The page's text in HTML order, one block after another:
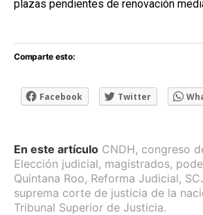
plazas pendientes de renovación
Comparte esto:
Facebook Twitter
En este artículo CNDH, congreso
Elección judicial, magistrados,
Quintana Roo, Reforma Judicial,
suprema corte de justicia de la
Tribunal Superior de Justicia.